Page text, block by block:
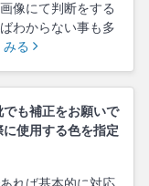
像にて判断をする
わからない事も多
みる
も補正をお願いで
使用する色を指定